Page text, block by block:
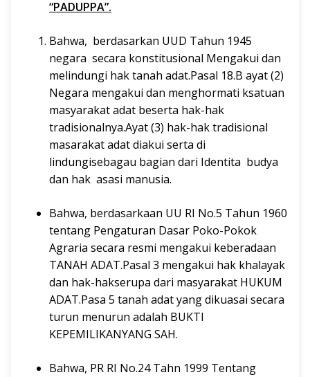
“PADUPPA”.
Bahwa, berdasarkan UUD Tahun 1945
negara secara konstitusional Mengakui dan
melindungi hak tanah adat.Pasal 18.B ayat (2)
Negara mengakui dan menghormati ksatuan
masyarakat adat beserta hak-hak
tradisionalnya.Ayat (3) hak-hak tradisional
masarakat adat diakui serta di
lindungisebagau bagian dari Identita budya
dan hak asasi manusia.
Bahwa, berdasarkaan UU RI No.5 Tahun 1960
tentang Pengaturan Dasar Poko-Pokok
Agraria secara resmi mengakui keberadaan
TANAH ADAT.Pasal 3 mengakui hak khalayak
dan hak-hakserupa dari masyarakat HUKUM
ADAT.Pasa 5 tanah adat yang dikuasai secara
turun menurun adalah BUKTI
KEPEMILIKANYANG SAH.
Bahwa, PR RI No.24 Tahn 1999 Tentang